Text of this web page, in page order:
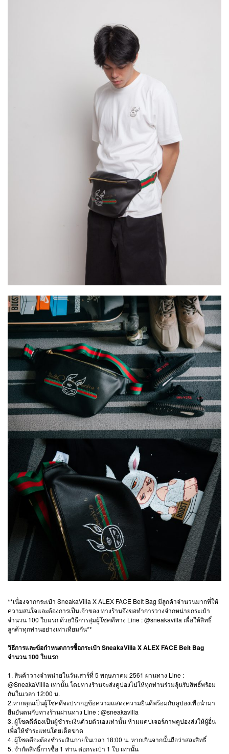
**เนื่องจากกระเป๋า SneakaVilla X ALEX FACE Belt Bag มีลูกค้าจำนวนมากที่ให้
ความสนใจและต้องการเป็นเจ้าของ ทางร้านจึงขอทำการวางจำกหน่ายกระเป๋า
จำนวน 100 ใบแรก ด้วยวิธีการสุ่มผู้โชคดีทาง Line : @sneakavilla เพื่อให้สิทธิ์
ลูกค้าทุกท่านอย่างเท่าเทียมกัน**
วิธีการและข้อกำหนดการซื้อกระเป๋า SneakaVilla X ALEX FACE Belt Bag
จำนวน 100 ใบแรก
1. สินค้าวางจำหน่ายในวันเสาร์ที่ 5 พฤษภาคม 2561 ผ่านทาง Line :
@SneakaVillla เท่านั้น โดยทางร้านจะส่งคูปองไปให้ทุกท่านร่วมลุุ้นรับสิทธิ์พร้อม
กันในเวลา 12:00 น.
2.หากคุณเป็นผู้โชคดีจะปรากฎข้อความแสดงความยินดีพร้อมกับคูปองเพื่อนำมา
ยืนยันตนกับทางร้านผ่านทาง Line : @sneakavilla
3. ผู้โชคดีต้องเป็นผู้ชำระเงินด้วยตัวเองเท่านั้น ห้ามแคปเจอร์ภาพคูปองส่งให้ผู้อื่น
เพื่อให้ชำระแทนโดยเด็ดขาด
4. ผู้โชคดีจะต้องชำระเงินภายในเวลา 18:00 น. หากเกินจากนั้นถือว่าสละสิทธิ์
5. จำกัดสิทธิ์การซื้อ 1 ท่าน ต่อกระเป๋า 1 ใบ เท่านั้น